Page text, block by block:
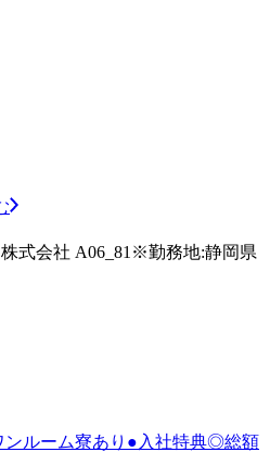
式会社 A06_81※勤務地:静岡県
ンルーム寮あり●入社特典◎総額